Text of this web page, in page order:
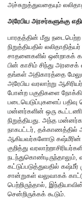
அச்சுறுத்துவதையும்
அரேபிய அரசர்களுக்கு
பாரதத்தின் மீது
நிறுத்தியதில்
சாதனைகளில் ஒன்றாகக்
பின் காசிம் சிந்து
தங்கள் அதிகாரத்தை
அரேபிய வரலாற்று
போன்ற பகுதிகளை
படையெடுப்புகளைப்
மன்னர்களின் ஒரு
நிறுத்தியது. அந்த
நாகபட்டர், தக்காணத்தில்
ஆகியவர்களோடு கஷ்மீரின்
குறித்து
கட்டுப்படுத்துவதில்
சான்றுகள் வலுவாகக்
பெற்றிருந்தால்,
சென்றிருக்கக் கூடும்.